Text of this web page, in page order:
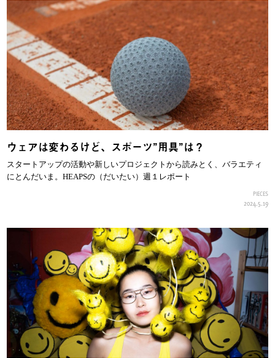
ウェアは変わるけど、スポーツ”用具”は？
スタートアップの活動や新しいプロジェクトから読みとく、バラエティ
にとんだいま。HEAPSの（だいたい）週１レポート
PIECES
2024.5.19